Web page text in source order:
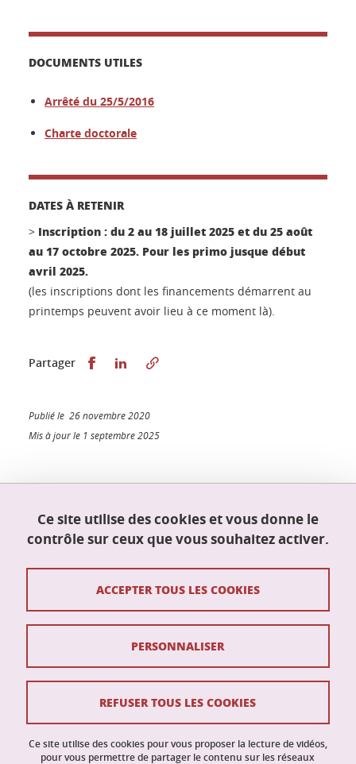
Ce site utilise des cookies et vous donne le
contrôle sur ceux que vous souhaitez activer.
Ce site utilise des cookies pour vous proposer la lecture de vidéos,
pour vous permettre de partager le contenu sur les réseaux
ACCEPTER TOUS LES COOKIES
REFUSER TOUS LES COOKIES
PERSONNALISER
DOCUMENTS UTILES
Arrêté du 25/5/2016
Charte doctorale
DATES À RETENIR
> Inscription : du 2 au 18 juillet 2025 et du 25 août
au 17 octobre 2025. Pour les primo jusque début
avril 2025.
(les inscriptions dont les financements démarrent au
printemps peuvent avoir lieu à ce moment là).
Partager Partager sur Facebook
Partager sur LinkedIn
Publié le 26 novembre 2020
Mis à jour le 1 septembre 2025
École doctorale Mathématiques, sciences et
technologies de l'information, informatique
(MSTII)
38400 Saint-Martin-d'Hères
France
Crédits
Mentions légales